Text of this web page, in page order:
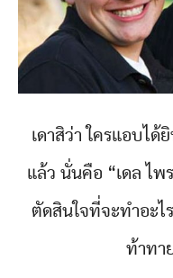
เดาสิว่า ใครแอบไ
แล้ว นั่นคือ “เดล ไพ
ตัดสินใจที่จะทำอะไ
ท้าทา